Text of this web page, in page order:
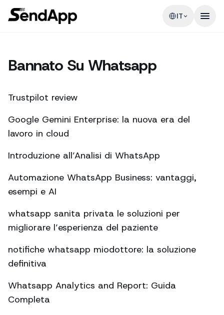
IT
Bannato Su Whatsapp
Trustpilot review
Google Gemini Enterprise: la nuova era del
lavoro in cloud
Introduzione all’Analisi di WhatsApp
Automazione WhatsApp Business: vantaggi,
esempi e AI
whatsapp sanita privata le soluzioni per
migliorare l’esperienza del paziente
notifiche whatsapp miodottore: la soluzione
definitiva
Whatsapp Analytics and Report: Guida
Completa